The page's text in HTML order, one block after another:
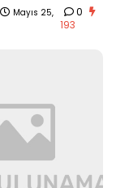
Mayıs 25,
0
193